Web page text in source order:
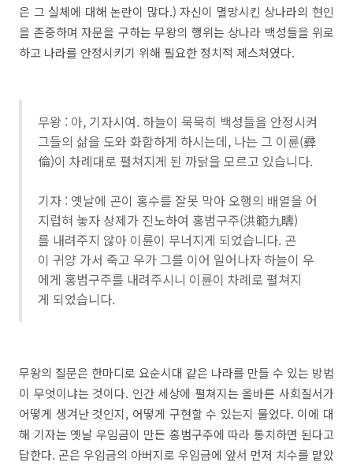
은 그 실체에 대해 논란이 많다.) 자신이 멸망시킨 상나라의 현인
을 존중하며 자문을 구하는 무왕의 행위는 상나라 백성들을 위로
하고 나라를 안정시키기 위해 필요한 정치적 제스처였다.
무왕 : 아, 기자시여. 하늘이 묵묵히 백성들을 안정시켜
그들의 삶을 도와 화합하게 하시는데, 나는 그 이륜(彛
倫)이 차례대로 펼쳐지게 된 까닭을 모르고 있습니다.
기자 : 옛날에 곤이 홍수를 잘못 막아 오행의 배열을 어
지럽혀 놓자 상제가 진노하여 홍범구주(洪範九疇)
를 내려주지 않아 이륜이 무너지게 되었습니다. 곤
이 귀양 가서 죽고 우가 그를 이어 일어나자 하늘이 우
에게 홍범구주를 내려주시니 이륜이 차례로 펼쳐지
게 되었습니다.
무왕의 질문은 한마디로 요순시대 같은 나라를 만들 수 있는 방법
이 무엇이냐는 것이다. 인간 세상에 펼쳐지는 올바른 사회질서가
어떻게 생겨난 것인지, 어떻게 구현할 수 있는지 물었다. 이에 대
해 기자는 옛날 우임금이 만든 홍범구주에 따라 통치하면 된다고
답한다. 곤은 우임금의 아버지로 우임금에 앞서 먼저 치수를 맡았